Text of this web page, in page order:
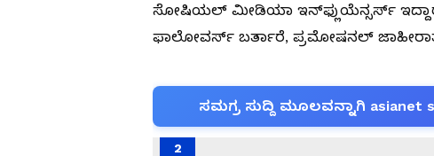
ಸೋಷಿಯಲ್​ ಮೀಡಿಯಾ ಇನ್​ಫ್ಲುಯೆನ್ಸರ್ಸ್​
ಫಾಲೋವರ್ಸ್​ ಬರ್ತಾರೆ, ಪ್ರಮೋಷನಲ್​
ಸಮಗ್ರ ಸುದ್ದಿ ಮೂಲವನ್ನಾಗಿ asianet
2